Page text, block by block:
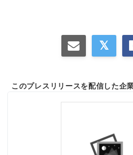
このプレスリリースを配信した企